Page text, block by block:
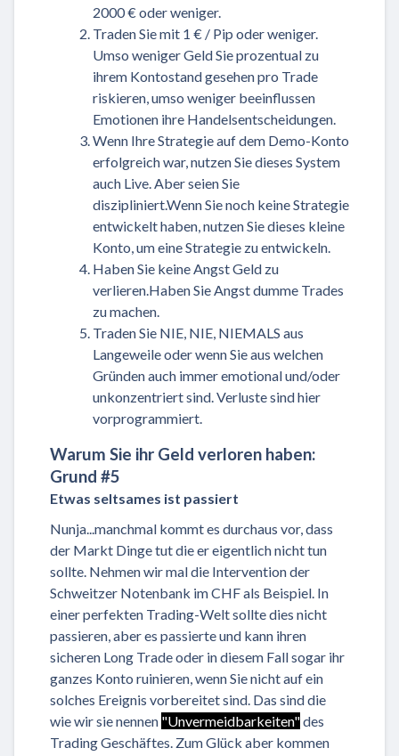
2000 € oder weniger.
Traden Sie mit 1 € / Pip oder weniger.
Umso weniger Geld Sie prozentual zu
ihrem Kontostand gesehen pro Trade
riskieren, umso weniger beeinflussen
Emotionen ihre Handelsentscheidungen.
Wenn Ihre Strategie auf dem Demo-Konto
erfolgreich war, nutzen Sie dieses System
auch Live. Aber seien Sie
diszipliniert.Wenn Sie noch keine Strategie
entwickelt haben, nutzen Sie dieses kleine
Konto, um eine Strategie zu entwickeln.
Haben Sie keine Angst Geld zu
verlieren.Haben Sie Angst dumme Trades
zu machen.
Traden Sie NIE, NIE, NIEMALS aus
Langeweile oder wenn Sie aus welchen
Gründen auch immer emotional und/oder
unkonzentriert sind. Verluste sind hier
vorprogrammiert.
Warum Sie ihr Geld verloren haben:
Grund #5
Etwas seltsames ist passiert
Nunja...manchmal kommt es durchaus vor, dass
der Markt Dinge tut die er eigentlich nicht tun
sollte. Nehmen wir mal die Intervention der
Schweitzer Notenbank im CHF als Beispiel. In
einer perfekten Trading-Welt sollte dies nicht
passieren, aber es passierte und kann ihren
sicheren Long Trade oder in diesem Fall sogar ihr
ganzes Konto ruinieren, wenn Sie nicht auf ein
solches Ereignis vorbereitet sind. Das sind die
wie wir sie nennen "Unvermeidbarkeiten"des
Trading Geschäftes. Zum Glück aber kommen